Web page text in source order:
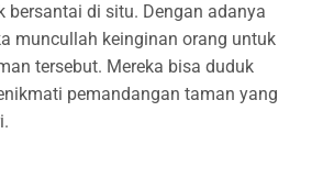
bersantai di situ. Dengan adanya
muncullah keinginan orang untuk
tersebut. Mereka bisa duduk
pemandangan taman yang